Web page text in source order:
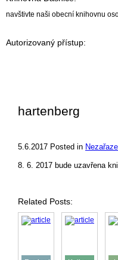
navštivte naši obecní knihovnu
Autorizovaný přístup:
hartenberg
5.6.2017 Posted in
8. 6. 2017 bude uzavřena
Related Posts: